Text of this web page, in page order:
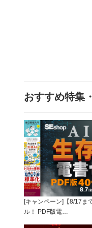
おすすめ特集
[キャンペーン]【8/17ま
ル！ PDF版電…